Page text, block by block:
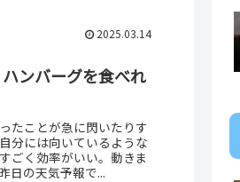
2025.03.14
ンバーグを食べれ
たことが急に閃いたりす
分には向いているような
ごく効率がいい。動きま
日の天気予報で...